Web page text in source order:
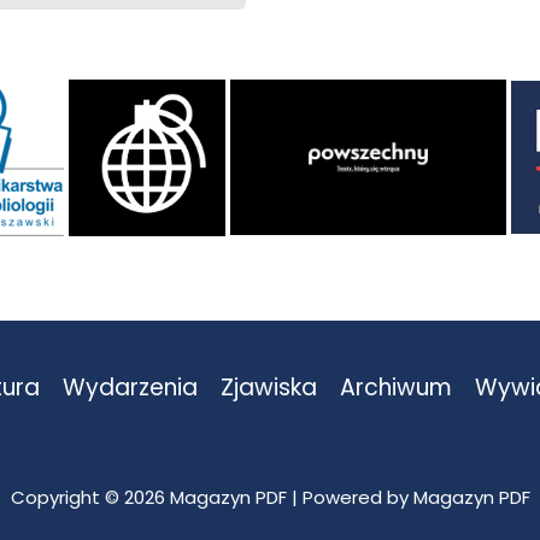
Wydarzenia Zjawiska Archiwum
Copyright © 2026 Magazyn PDF | Powered by Magazyn PDF